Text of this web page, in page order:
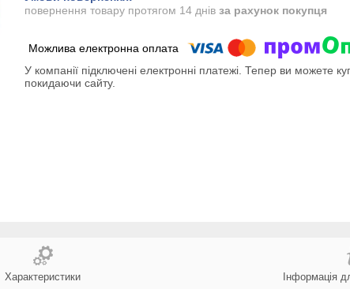
повернення товару протягом 14 днів за рахунок покупця
У компанії підключені електронні платежі. Тепер ви можете
покидаючи сайту.
Характеристики Інформація